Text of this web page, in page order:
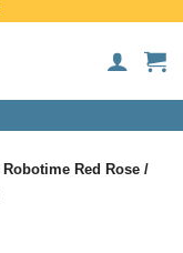
Robotime Red Rose /